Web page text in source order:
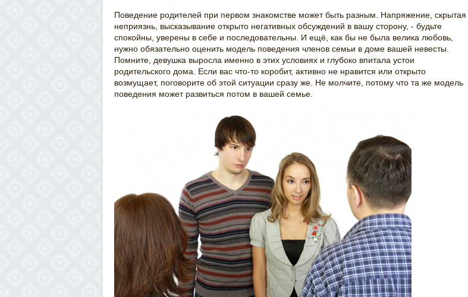
Поведение родителей при первом знакомстве может быть разным. Напряжение, скрытая
неприязнь, высказывание открыто негативных обсуждений в вашу сторону, - будьте
спокойны, уверены в себе и последовательны. И ещё, как бы не была велика любовь,
нужно обязательно оценить модель поведения членов семьи в доме вашей невесты.
Помните, девушка выросла именно в этих условиях и глубоко впитала устои
родительского дома. Если вас что-то коробит, активно не нравится или открыто
возмущает, поговорите об этой ситуации сразу же. Не молчите, потому что та же модель
поведения может развиться потом в вашей семье.